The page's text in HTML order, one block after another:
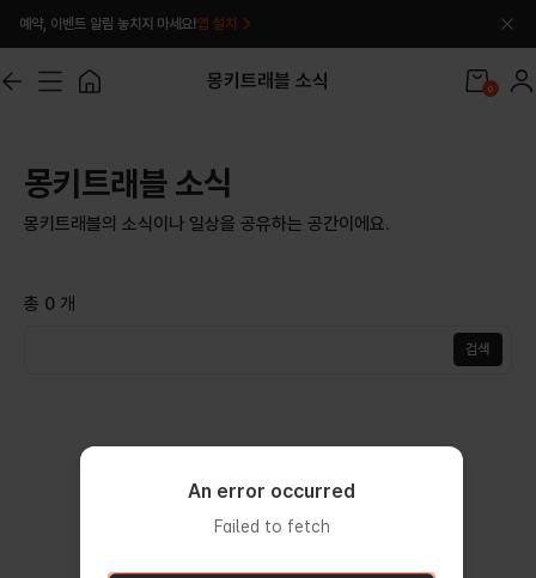
예약, 이벤트 알림 놓치지 마세요!앱 설치
몽키트래블 소식 0
몽키트래블 소식
몽키트래블의 소식이나 일상을 공유하는 공간이에요.
총 0 개
검색
An error occurred
Failed to fetch
An error occurred
Failed to fetch